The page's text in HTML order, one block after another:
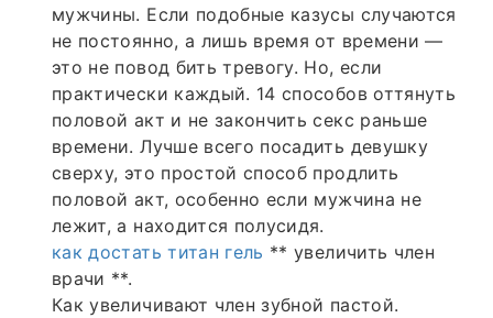
мужчины. Если подобные казусы случаются
не постоянно, а лишь время от времени —
это не повод бить тревогу. Но, если
практически каждый. 14 способов оттянуть
половой акт и не закончить секс раньше
времени. Лучше всего посадить девушку
сверху, это простой способ продлить
половой акт, особенно если мужчина не
лежит, а находится полусидя.
как достать титан гель ** увеличить член
врачи **.
Как увеличивают член зубной пастой.